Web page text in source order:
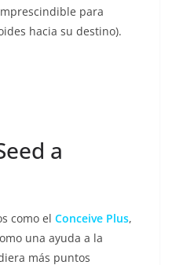
para
hacia su destino).
a
como el Conceive Plus,
una ayuda a la
más puntos